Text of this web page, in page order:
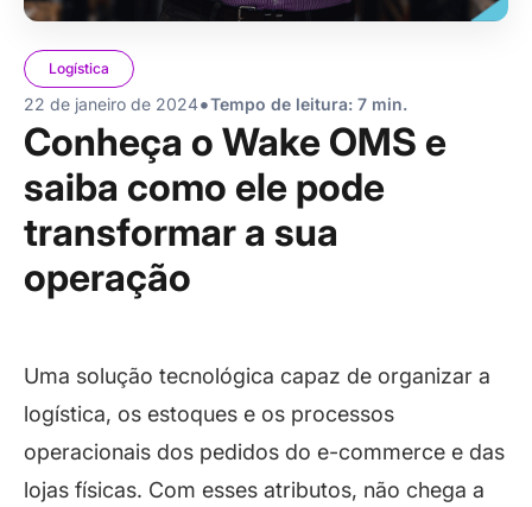
Logística
22 de janeiro de 2024•Tempo de leitura: 7 min.
Conheça o Wake OMS e
saiba como ele pode
transformar a sua
operação
Uma solução tecnológica capaz de organizar a
logística, os estoques e os processos
operacionais dos pedidos do e-commerce e das
lojas físicas. Com esses atributos, não chega a